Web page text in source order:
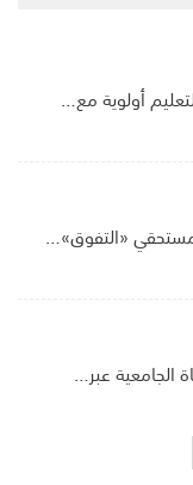
أولوية مع…
«التفوق»…
الجامعية عبر…